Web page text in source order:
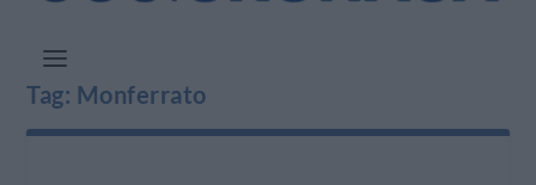
Tag: Monferrato